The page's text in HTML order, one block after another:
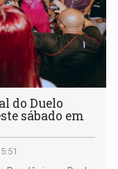
do Duelo
sábado em